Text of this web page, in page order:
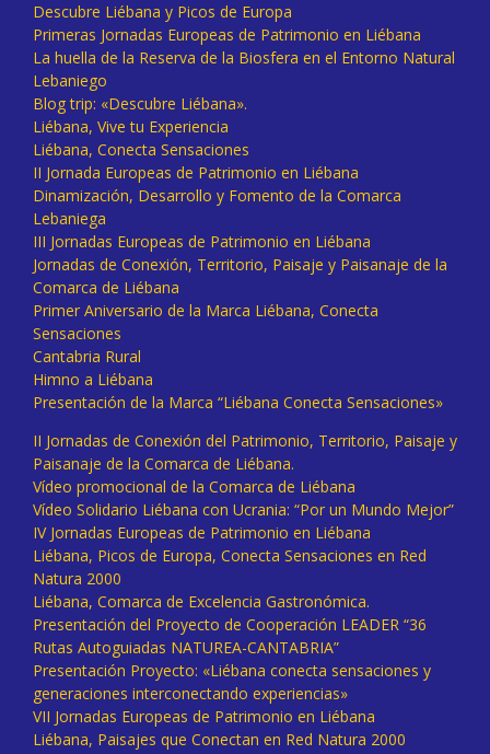
Descubre Liébana y Picos de Europa
Primeras Jornadas Europeas de Patrimonio en Liébana
La huella de la Reserva de la Biosfera en el Entorno Natural
Lebaniego
Blog trip: «Descubre Liébana».
Liébana, Vive tu Experiencia
Liébana, Conecta Sensaciones
II Jornada Europeas de Patrimonio en Liébana
Dinamización, Desarrollo y Fomento de la Comarca
Lebaniega
III Jornadas Europeas de Patrimonio en Liébana
Jornadas de Conexión, Territorio, Paisaje y Paisanaje de la
Comarca de Liébana
Primer Aniversario de la Marca Liébana, Conecta
Sensaciones
Cantabria Rural
Himno a Liébana
Presentación de la Marca “Liébana Conecta Sensaciones»
II Jornadas de Conexión del Patrimonio, Territorio, Paisaje y
Paisanaje de la Comarca de Liébana.
Vídeo promocional de la Comarca de Liébana
Vídeo Solidario Liébana con Ucrania: “Por un Mundo Mejor”
IV Jornadas Europeas de Patrimonio en Liébana
Liébana, Picos de Europa, Conecta Sensaciones en Red
Natura 2000
Liébana, Comarca de Excelencia Gastronómica.
Presentación del Proyecto de Cooperación LEADER “36
Rutas Autoguiadas NATUREA-CANTABRIA”
Presentación Proyecto: «Liébana conecta sensaciones y
generaciones interconectando experiencias»
VII Jornadas Europeas de Patrimonio en Liébana
Liébana, Paisajes que Conectan en Red Natura 2000